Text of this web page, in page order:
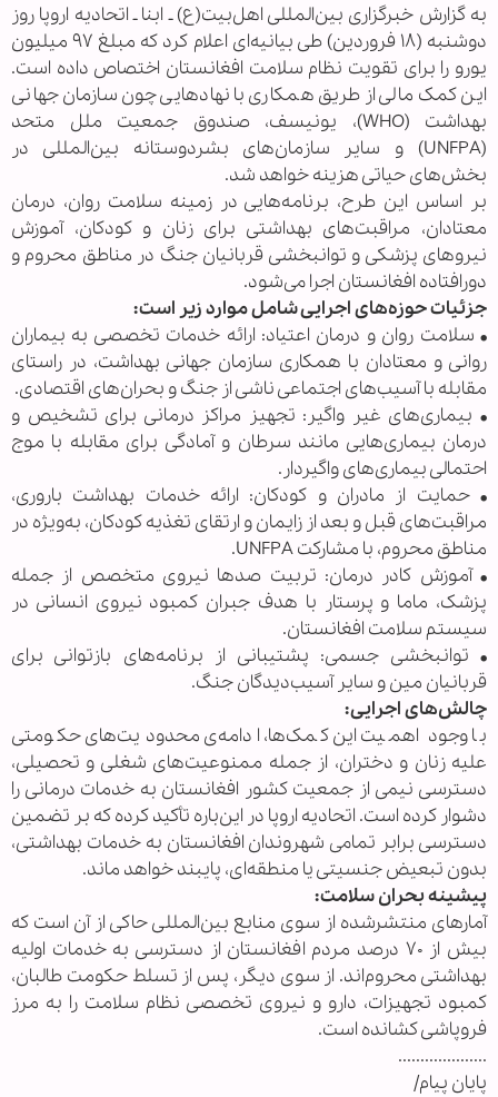
به گزارش خبرگزاری بین‌المللی اهل‌بیت(ع) ـ ابنا ـ اتحادیه اروپا روز
دوشنبه (۱۸ فروردین) طی بیانیه‌ای اعلام کرد که مبلغ ۹۷ میلیون
یورو را برای تقویت نظام سلامت افغانستان اختصاص داده است.
این کمک مالی از طریق همکاری با نهادهایی چون سازمان جهانی
بهداشت (WHO)، یونیسف، صندوق جمعیت ملل متحد
(UNFPA) و سایر سازمان‌های بشردوستانه بین‌المللی در
بخش‌های حیاتی هزینه خواهد شد.
بر اساس این طرح، برنامه‌هایی در زمینه سلامت روان، درمان
معتادان، مراقبت‌های بهداشتی برای زنان و کودکان، آموزش
نیروهای پزشکی و توانبخشی قربانیان جنگ در مناطق محروم و
دورافتاده افغانستان اجرا می‌شود.
جزئیات حوزه‌های اجرایی شامل موارد زیر است:
• سلامت روان و درمان اعتیاد: ارائه خدمات تخصصی به بیماران
روانی و معتادان با همکاری سازمان جهانی بهداشت، در راستای
مقابله با آسیب‌های اجتماعی ناشی از جنگ و بحران‌های اقتصادی.
• بیماری‌های غیر واگیر: تجهیز مراکز درمانی برای تشخیص و
درمان بیماری‌هایی مانند سرطان و آمادگی برای مقابله با موج
احتمالی بیماری‌های واگیردار.
• حمایت از مادران و کودکان: ارائه خدمات بهداشت باروری،
مراقبت‌های قبل و بعد از زایمان و ارتقای تغذیه کودکان، به‌ویژه در
مناطق محروم، با مشارکت UNFPA.
• آموزش کادر درمان: تربیت صدها نیروی متخصص از جمله
پزشک، ماما و پرستار با هدف جبران کمبود نیروی انسانی در
سیستم سلامت افغانستان.
• توانبخشی جسمی: پشتیبانی از برنامه‌های بازتوانی برای
قربانیان مین و سایر آسیب‌دیدگان جنگ.
چالش‌های اجرایی:
با وجود اهمیت این کمک‌ها، ادامه‌ی محدودیت‌های حکومتی
علیه زنان و دختران، از جمله ممنوعیت‌های شغلی و تحصیلی،
دسترسی نیمی از جمعیت کشور افغانستان به خدمات درمانی را
دشوار کرده است. اتحادیه اروپا در این‌باره تأکید کرده که بر تضمین
دسترسی برابر تمامی شهروندان افغانستان به خدمات بهداشتی،
بدون تبعیض جنسیتی یا منطقه‌ای، پایبند خواهد ماند.
پیشینه بحران سلامت:
آمارهای منتشرشده از سوی منابع بین‌المللی حاکی از آن است که
بیش از ۷۰ درصد مردم افغانستان از دسترسی به خدمات اولیه
بهداشتی محروم‌اند. از سوی دیگر، پس از تسلط حکومت طالبان،
کمبود تجهیزات، دارو و نیروی تخصصی نظام سلامت را به مرز
فروپاشی کشانده است.
....................
پایان پیام/